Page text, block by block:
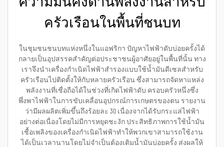
ครัวเรือนในพื้นที่ชนบท
ในชุมชนชนบทแห่งหนึ่งในแอฟริกา ปัญหาไฟฟ้าดับบ่อยครั้งได้
กลายเป็นอุปสรรคสำคัญต่อประชาชนผู้อาศัยอยู่ในพื้นที่นั้น ทาง
เราจึงนำเครื่องกำเนิดไฟฟ้าสำรองแบบใช้น้ำมันดีเซลสำหรับ
ครัวเรือนไปติดตั้งให้กับหลายครัวเรือน ซึ่งสามารถจัดหาแหล่ง
พลังงานที่เชื่อถือได้ในช่วงที่เกิดไฟฟ้าดับ ครอบครัวหนึ่งซึ่ง
พึ่งพาไฟฟ้าในการขับเคลื่อนอุปกรณ์การเกษตรของตน รายงาน
ว่ามีผลผลิตเพิ่มขึ้นถึงร้อยละ 30 เนื่องจากได้รับกระแสไฟฟ้า
อย่างต่อเนื่องโดยไม่มีการหยุดชะงัก ประสิทธิภาพการใช้น้ำมัน
เชื้อเพลิงของเครื่องกำเนิดไฟฟ้าทำให้พวกเขาสามารถใช้งาน
ได้เป็นเวลานานโดยไม่จำเป็นต้องเติมน้ำมันบ่อยครั้ง ส่งผลให้